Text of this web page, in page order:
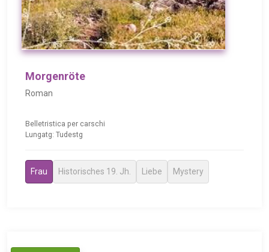
Morgenröte
Roman
Belletristica per carschi
Lungatg: Tudestg
Frau Historisches 19. Jh. Liebe Mystery